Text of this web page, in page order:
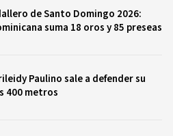
de Santo Domingo 2026:
suma 18 oros y 85 preseas
Paulino sale a defender su
400 metros